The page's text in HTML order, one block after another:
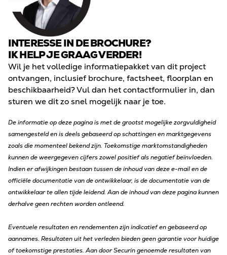
INTERESSE IN DE BROCHURE?
IK HELP JE GRAAG VERDER!
Wil je het volledige informatiepakket van dit project
ontvangen, inclusief brochure, factsheet, floorplan en
beschikbaarheid? Vul dan het contactformulier in, dan
sturen we dit zo snel mogelijk naar je toe.
De informatie op deze pagina is met de grootst mogelijke zorgvuldigheid
samengesteld en is deels gebaseerd op schattingen en marktgegevens
zoals die momenteel bekend zijn. Toekomstige marktomstandigheden
kunnen de weergegeven cijfers zowel positief als negatief beïnvloeden.
Indien er afwijkingen bestaan tussen de inhoud van deze e-mail en de
officiële documentatie van de ontwikkelaar, is de documentatie van de
ontwikkelaar te allen tijde leidend. Aan de inhoud van deze pagina kunnen
derhalve geen rechten worden ontleend.
Eventuele resultaten en rendementen zijn indicatief en gebaseerd op
aannames. Resultaten uit het verleden bieden geen garantie voor huidige
of toekomstige prestaties. Aan door Securin genoemde resultaten van